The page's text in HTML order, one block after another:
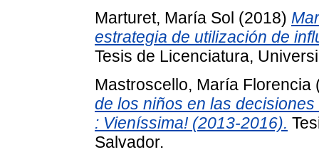
Marturet, María Sol (2018)
estrategia de utilización de
Tesis de Licenciatura,
Mastroscello, María Florencia
de los niños en las
: Vieníssima! (2013-2016).
Salvador.